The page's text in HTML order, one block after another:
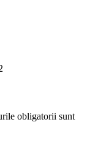
obligatorii sunt